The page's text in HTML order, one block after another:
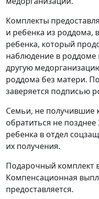
Комплекты
и ребенка из роддома,
ребенка, который
наблюдение в роддоме
другую
роддома без матери.
заверяется подписью
Семьи, не получившие
обратиться не
ребенка в отдел
их получения.
Подарочный комплект
Компенсационная
предоставляется.